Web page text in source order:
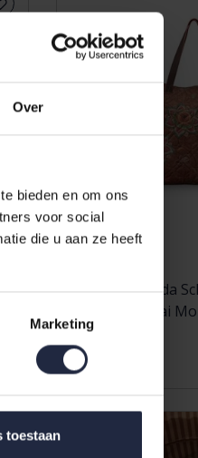
Over
bieden en om ons
voor social
die u aan ze heeft
Marketing
toestaan
Pip Studio Tilda
Large Mumbai
Brown66x20x44cm
89,95